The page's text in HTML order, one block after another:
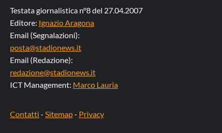
Testata giornalistica n°8 del 27.04.2007
Editore: Ignazio Aragona
Email (Segnalazioni):
posta@stadionews.it
Email (Redazione):
redazione@stadionews.it
ICT Management: Marco Lauria
Contatti - Sitemap- Privacy